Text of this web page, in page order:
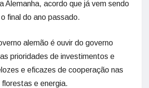
Alemanha, acordo que já vem sendo
final do ano passado.
alemão é ouvir do governo
prioridades de investimentos e
e eficazes de cooperação nas
e energia.